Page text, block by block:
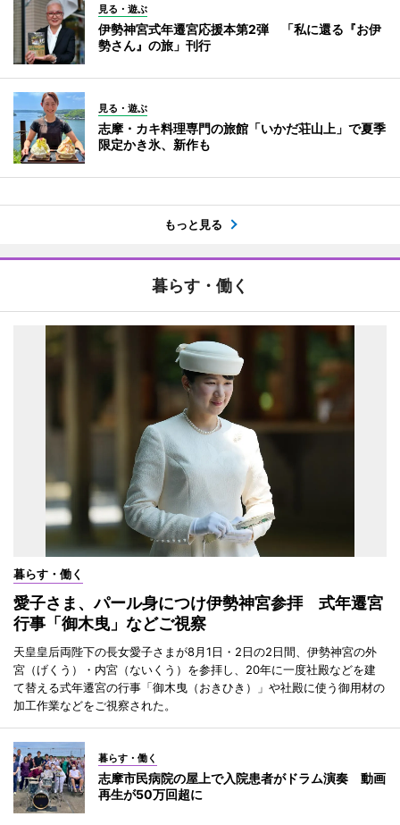
見る・遊ぶ
伊勢神宮式年遷宮応援本第2弾 「私に還る『お伊
勢さん』の旅」刊行
見る・遊ぶ
志摩・カキ料理専門の旅館「いかだ荘山上」で夏季
限定かき氷、新作も
もっと見る
暮らす・働く
暮らす・働く
愛子さま、パール身につけ伊勢神宮参拝 式年遷宮
行事「御木曳」などご視察
天皇皇后両陛下の長女愛子さまが8月1日・2日の2日間、伊勢神宮の外
宮（げくう）・内宮（ないくう）を参拝し、20年に一度社殿などを建
て替える式年遷宮の行事「御木曳（おきひき）」や社殿に使う御用材の
加工作業などをご視察された。
暮らす・働く
志摩市民病院の屋上で入院患者がドラム演奏 動画
再生が50万回超に